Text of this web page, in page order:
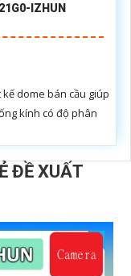
IZHUN
kế dome bán cầu giúp
kính có độ phân
ĐỀ XUẤT